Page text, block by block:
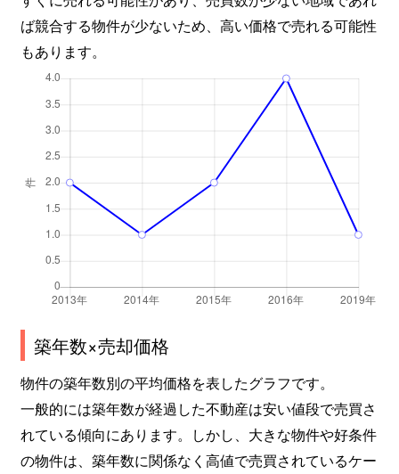
ば競合する物件が少ないため、高い価格で売れる可能性
もあります。
築年数×売却価格
物件の築年数別の平均価格を表したグラフです。
一般的には築年数が経過した不動産は安い値段で売買さ
れている傾向にあります。しかし、大きな物件や好条件
の物件は、築年数に関係なく高値で売買されているケー